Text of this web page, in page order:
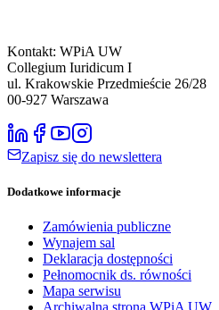
Kontakt: WPiA UW
Collegium Iuridicum I
ul. Krakowskie Przedmieście 26/28
00-927 Warszawa
Zapisz się do newslettera
Dodatkowe informacje
Zamówienia publiczne
Wynajem sal
Deklaracja dostępności
Pełnomocnik ds. równości
Mapa serwisu